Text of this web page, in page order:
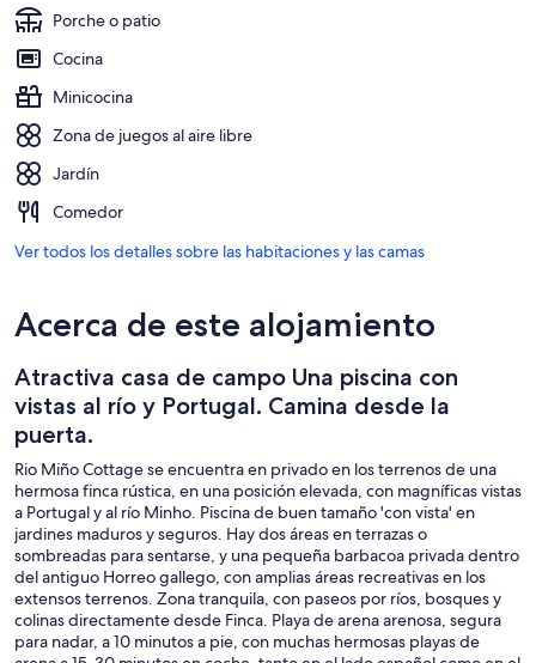
Porche o patio
Cocina
Minicocina
Zona de juegos al aire libre
Jardín
Comedor
Ver todos los detalles sobre las habitaciones y las camas
Acerca de este alojamiento
Atractiva casa de campo Una piscina con
vistas al río y Portugal. Camina desde la
puerta.
Rio Miño Cottage se encuentra en privado en los terrenos de una
hermosa finca rústica, en una posición elevada, con magníficas vistas
a Portugal y al río Minho. Piscina de buen tamaño 'con vista' en
jardines maduros y seguros. Hay dos áreas en terrazas o
sombreadas para sentarse, y una pequeña barbacoa privada dentro
del antiguo Horreo gallego, con amplias áreas recreativas en los
extensos terrenos. Zona tranquila, con paseos por ríos, bosques y
colinas directamente desde Finca. Playa de arena arenosa, segura
para nadar, a 10 minutos a pie, con muchas hermosas playas de